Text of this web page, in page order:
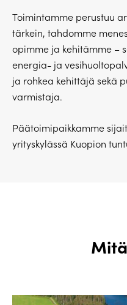
Toimintamme perustuu
tärkein, tahdomme
opimme ja kehitämme –
energia- ja
ja rohkea kehittäjä sekä
varmistaja.
Päätoimipaikkamme
yrityskylässä Kuopion